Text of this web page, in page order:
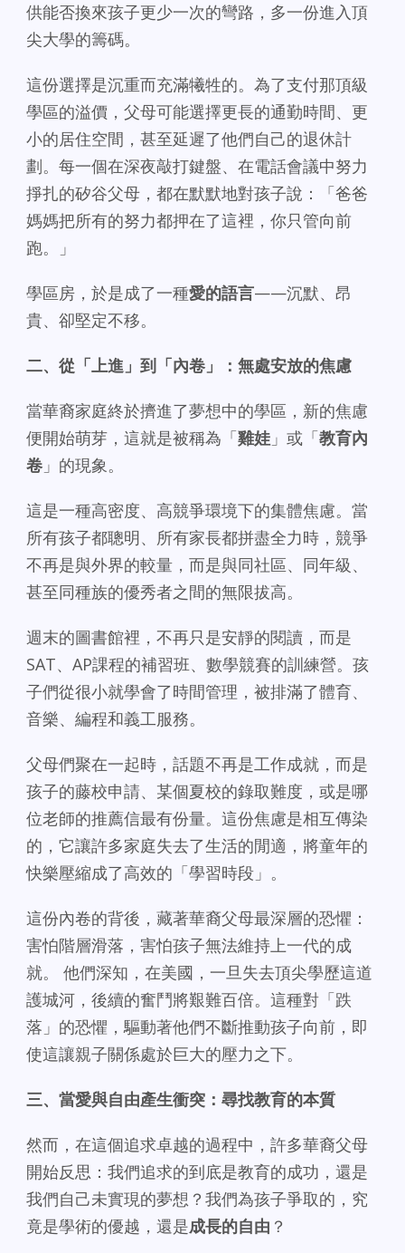
供能否換來孩子更少一次的彎路，多一份進入頂
尖大學的籌碼。
這份選擇是沉重而充滿犧牲的。為了支付那頂級
學區的溢價，父母可能選擇更長的通勤時間、更
小的居住空間，甚至延遲了他們自己的退休計
劃。每一個在深夜敲打鍵盤、在電話會議中努力
掙扎的矽谷父母，都在默默地對孩子說：「爸爸
媽媽把所有的努力都押在了這裡，你只管向前
跑。」
學區房，於是成了一種愛的語言——沉默、昂
貴、卻堅定不移。
二、從「上進」到「內卷」：無處安放的焦慮
當華裔家庭終於擠進了夢想中的學區，新的焦慮
便開始萌芽，這就是被稱為「雞娃 」或「教育內
卷 」的現象。
這是一種高密度、高競爭環境下的集體焦慮。當
所有孩子都聰明、所有家長都拼盡全力時，競爭
不再是與外界的較量，而是與同社區、同年級、
甚至同種族的優秀者之間的無限拔高。
週末的圖書館裡，不再只是安靜的閱讀，而是
SAT、AP課程的補習班、數學競賽的訓練營。孩
子們從很小就學會了時間管理，被排滿了體育、
音樂、編程和義工服務。
父母們聚在一起時，話題不再是工作成就，而是
孩子的藤校申請、某個夏校的錄取難度，或是哪
位老師的推薦信最有份量。這份焦慮是相互傳染
的，它讓許多家庭失去了生活的閒適，將童年的
快樂壓縮成了高效的「學習時段」。
這份內卷的背後，藏著華裔父母最深層的恐懼：
害怕階層滑落，害怕孩子無法維持上一代的成
就。 他們深知，在美國，一旦失去頂尖學歷這道
護城河，後續的奮鬥將艱難百倍。這種對「跌
落」的恐懼，驅動著他們不斷推動孩子向前，即
使這讓親子關係處於巨大的壓力之下。
三、當愛與自由產生衝突：尋找教育的本質
然而，在這個追求卓越的過程中，許多華裔父母
開始反思：我們追求的到底是教育的成功，還是
我們自己未實現的夢想？我們為孩子爭取的，究
竟是學術的優越，還是成長的自由 ？